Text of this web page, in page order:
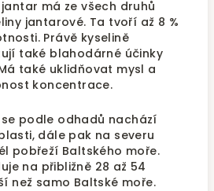
má ze všech druhů
jantarové. Ta tvoří až 8 %
Právě kyselině
také blahodárné účinky
také uklidňovat mysl a
koncentrace.
podle odhadů nachází
dále pak na severu
pobřeží Baltského moře.
na přibližně 28 až 54
než samo Baltské moře.